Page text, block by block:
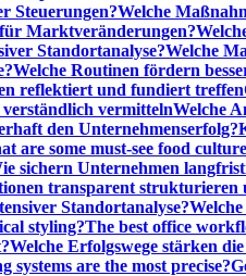
Steuerungen?Welche
Marktveränderungen?
Standortanalyse?Welche
Welche Routinen fördern
reflektiert und fundiert treffen
vermittelnWelche
den Unternehmenserfolg?
are some must-see food
sichern Unternehmen
transparent strukturieren
Standortanalyse?
styling?The best office
Welche Erfolgswege stärken
systems are the most precise?